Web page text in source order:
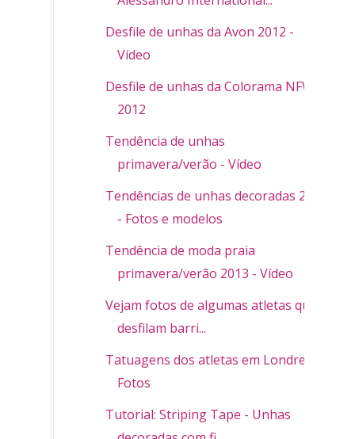
Desfile de unhas da Avon 2012 -
Vídeo
Desfile de unhas da Colorama NFW
2012
Tendência de unhas
primavera/verão - Vídeo
Tendências de unhas decoradas 2013
- Fotos e modelos
Tendência de moda praia
primavera/verão 2013 - Vídeo
Vejam fotos de algumas atletas que
desfilam barri...
Tatuagens dos atletas em Londres -
Fotos
Tutorial: Striping Tape - Unhas